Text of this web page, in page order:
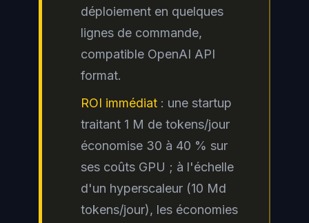
déploiement en quelques
lignes de commande,
compatible OpenAI API
format.
ROI immédiat : une startup
traitant 1 M de tokens/jour
économise 30 à 40 % sur
ses coûts GPU ; à l'échelle
d'un hyperscaleur (10 Md
tokens/jour), les économies